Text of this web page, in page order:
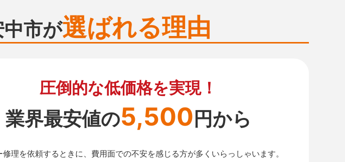
市が選ばれる理由
圧倒的な低価格を実現！
業界最安値の5,500円から
修理を依頼するときに、費用面での不安を感じる方が多くいらっしゃいます。